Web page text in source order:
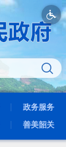
政务服务
善美韶关